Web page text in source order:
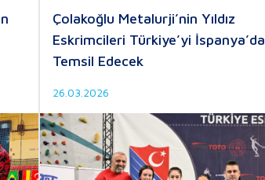
Çolakoğlu Metalurji’nin Yıldız
Eskrimcileri Türkiye’yi İspanya’da
Temsil Edecek
26.03.2026